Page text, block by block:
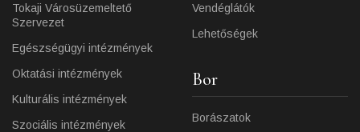
Tokaji Városüzemeltető
Szervezet
Egészségügyi intézmények
Oktatási intézmények
Kulturális intézmények
Szociális intézmények
Vendéglátók
Lehetőségek
Bor
Borászatok